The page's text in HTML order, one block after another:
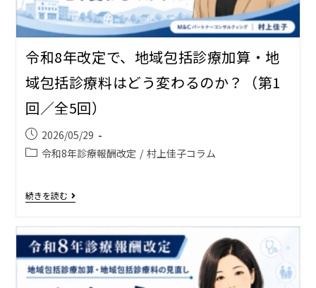
令和8年改定で、地域包括診療加算・地
域包括診療料はどう変わるのか？（第1
回／全5回）
2026/05/29
令和8年診療報酬改定 / 村上佳子コラム
続きを読む